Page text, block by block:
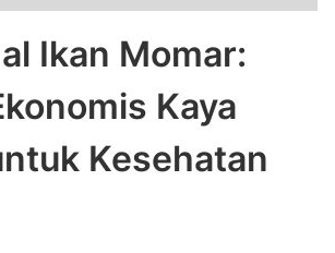
Ikan Momar:
Kaya
Kesehatan